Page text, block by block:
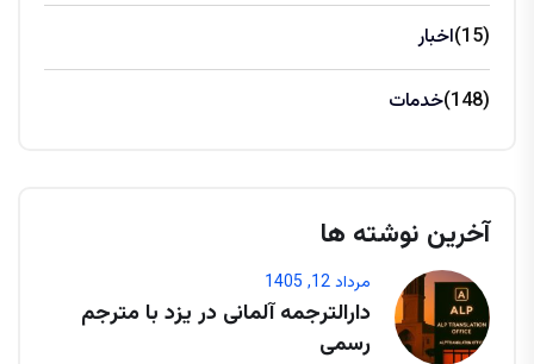
اخبار (15)
خدمات (148)
آخرین نوشته ها
مرداد 12, 1405
دارالترجمه آلمانی در یزد با مترجم
رسمی